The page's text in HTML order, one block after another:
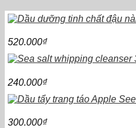
520.000₫
240.000₫
300.000₫